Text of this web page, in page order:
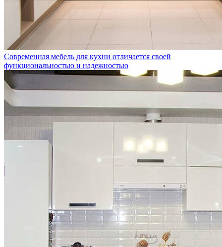
Современная мебель для кухни отличается своей
функциональностью и надежностью